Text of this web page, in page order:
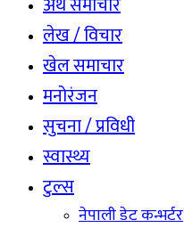
लेख / विचार
खेल समाचार
मनोरंजन
सुचना / प्रविधी
स्वास्थ्य
टुल्स
नेपाली डेट कन्भर्टर